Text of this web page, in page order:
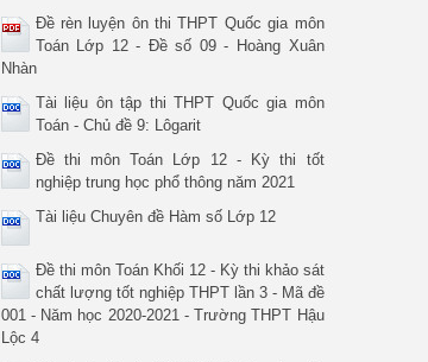
Đề rèn luyện ôn thi THPT Quốc gia môn
Toán Lớp 12 - Đề số 09 - Hoàng Xuân
Nhàn
Tài liệu ôn tập thi THPT Quốc gia môn
Toán - Chủ đề 9: Lôgarit
Đề thi môn Toán Lớp 12 - Kỳ thi tốt
nghiệp trung học phổ thông năm 2021
Tài liệu Chuyên đề Hàm số Lớp 12
Đề thi môn Toán Khối 12 - Kỳ thi khảo sát
chất lượng tốt nghiệp THPT lần 3 - Mã đề
001 - Năm học 2020-2021 - Trường THPT Hậu
Lộc 4